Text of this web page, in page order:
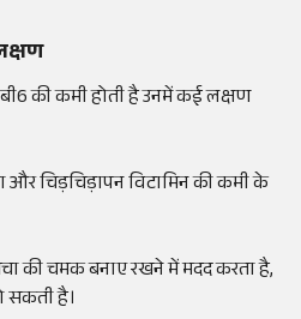
की कमी होती है उनमें कई लक्षण
और चिड़चिड़ापन विटामिन की कमी के
की चमक बनाए रखने में मदद करता है,
सकती है।